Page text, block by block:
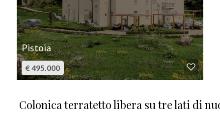
Pistoia
€ 495.000
Colonica terratetto libera su tre lati di